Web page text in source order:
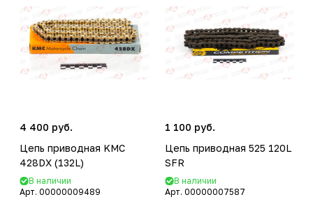
4 400 руб.
Цепь приводная KMC
428DX (132L)
В наличии
Арт. 00000009489
1 100 руб.
Цепь приводная 525 120L
SFR
В наличии
Арт. 00000007587